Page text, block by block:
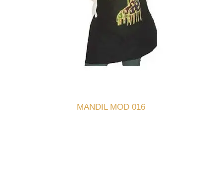
MANDIL MOD 016